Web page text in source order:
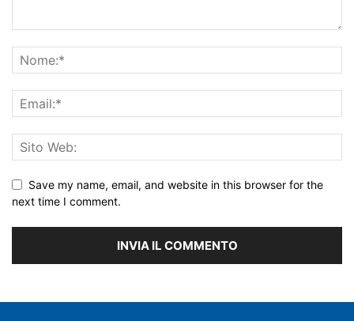
Save my name, email, and website in this browser for the
next time I comment.